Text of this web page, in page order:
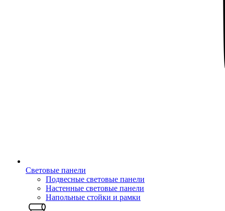
Световые панели
Подвесные световые панели
Настенные световые панели
Напольные стойки и рамки